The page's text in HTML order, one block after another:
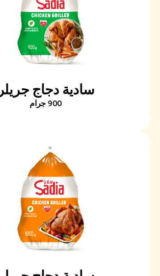
سادية دجاج جريلر
900 جرام